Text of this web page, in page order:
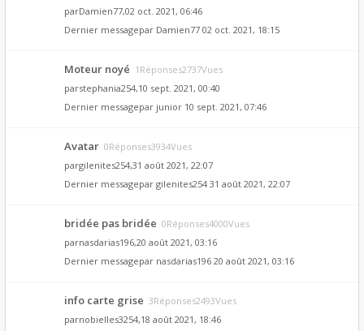
parDamien77,02 oct. 2021, 06:46
Dernier messagepar Damien77 02 oct. 2021, 18:15
Moteur noyé 1Réponses2737Vues
parstephania254,10 sept. 2021, 00:40
Dernier messagepar junior 10 sept. 2021, 07:46
Avatar 0Réponses3934Vues
pargilenites254,31 août 2021, 22:07
Dernier messagepar gilenites254 31 août 2021, 22:07
bridée pas bridée 0Réponses4000Vues
parnasdarias196,20 août 2021, 03:16
Dernier messagepar nasdarias196 20 août 2021, 03:16
info carte grise 3Réponses2493Vues
parnobielles3254,18 août 2021, 18:46